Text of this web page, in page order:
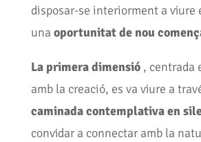
disposar-se interiorment a viure
una oportunitat de nou
La primera dimensió, centrada
amb la creació, es va viure a
caminada contemplativa en
convidar a connectar amb la